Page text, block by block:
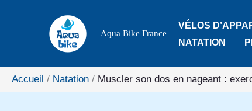
Aqua Bike France
VÉLOS
NATATION
Accueil Natation Muscler son dos en nageant :